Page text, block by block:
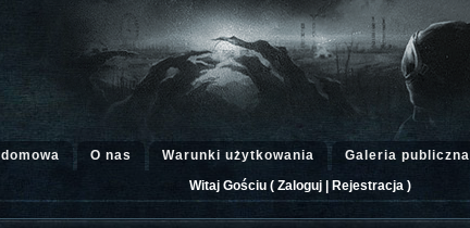
O nas Warunki użytkowania Galeria publiczna
Witaj Gościu ( Zaloguj Rejestracja )